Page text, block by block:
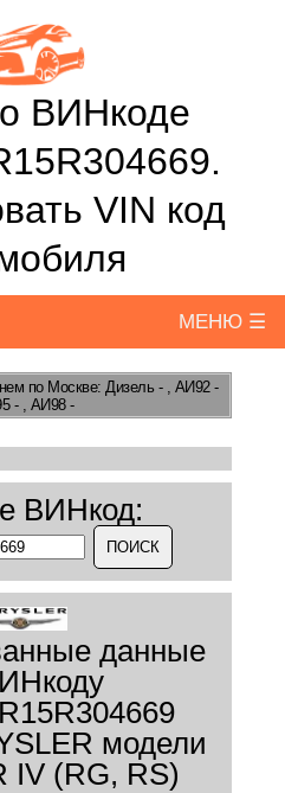
ВИНкоде
VIN код
МЕНЮ ☰
по Москве: Дизель - , АИ92 -
- , АИ98 -
ВИНкод:
данные
модели
IV (RG, RS)